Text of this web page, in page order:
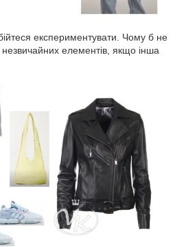
експериментувати. Чому б не
елементів, якщо інша